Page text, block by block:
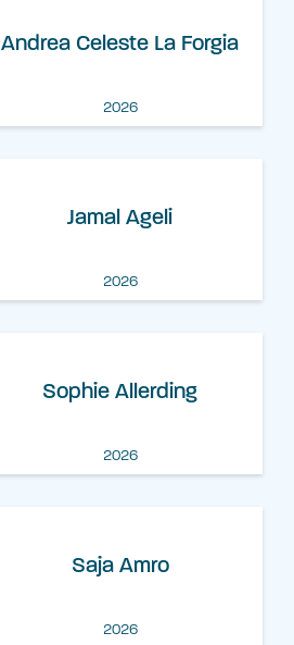
Andrea Celeste La Forgia
2026
Jamal Ageli
2026
​​Sophie Allerding
2026
Saja Amro
2026